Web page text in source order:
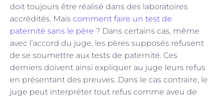
doit toujours être réalisé dans des laboratoires
accrédités. Mais comment faire un test de
paternité sans le père ? Dans certains cas, même
avec l’accord du juge, les pères supposés refusent
de se soumettre aux tests de paternité. Ces
derniers doivent ainsi expliquer au juge leurs refus
en présentant des preuves. Dans le cas contraire, le
juge peut interpréter tout refus comme aveu de